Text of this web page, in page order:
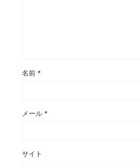
名前 *
メール *
サイト